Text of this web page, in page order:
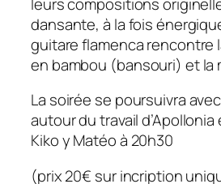
dansante, à la fois
guitare flamenca rencontre
en bambou (bansouri) et la
La soirée se poursuivra
autour du travail
Kiko y Matéo à 20h30
(prix 20€ sur incription